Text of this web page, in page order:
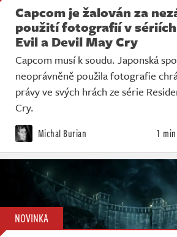
Komunita
Redakce
Živě
Capcom je žalován za
použití fotografií v
Evil a Devil May Cry
Capcom musí k soudu. Japonská
neoprávněně použila fotografie
právy ve svých hrách ze série
Cry.
Michal Burian 1
NOVINKA